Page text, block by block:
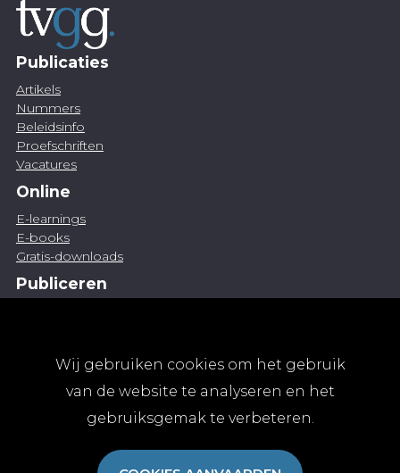
Wij gebruiken cookies om het gebruik
van de website te analyseren en het
gebruiksgemak te verbeteren.
Publicaties
Artikels
Nummers
Beleidsinfo
Proefschriften
Vacatures
Online
E-learnings
E-books
Gratis-downloads
Publiceren
Abonnementen
Algemene abonnementsvoorwaarden